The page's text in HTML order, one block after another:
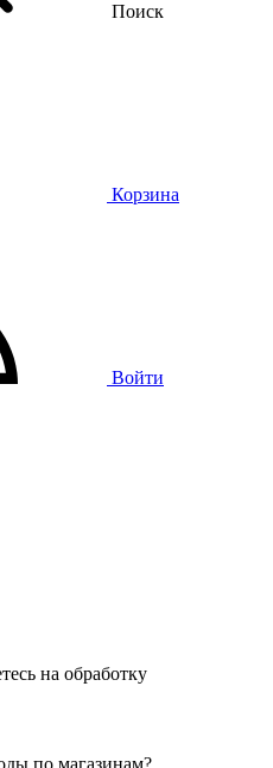
Поиск
Корзина
Войти
на обработку
по магазинам?